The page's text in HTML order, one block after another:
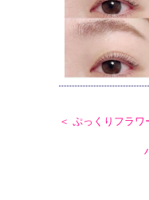
＜ ぷっくりフラ